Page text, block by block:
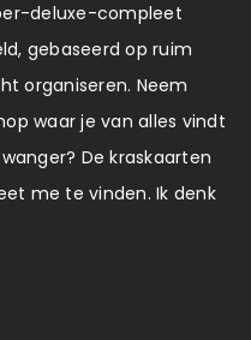
deluxe-compleet
gebaseerd op ruim
organiseren. Neem
waar je van alles vindt
De kraskaarten
me te vinden. Ik denk